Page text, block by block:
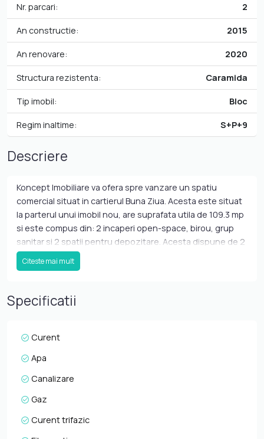
Nr. parcari: 2
An constructie: 2015
An renovare: 2020
Structura rezistenta: Caramida
Tip imobil: Bloc
Regim inaltime: S+P+9
Descriere
Koncept Imobiliare va ofera spre vanzare un spatiu
comercial situat in cartierul Buna Ziua. Acesta este situat
la parterul unui imobil nou, are suprafata utila de 109.3 mp
si este compus din: 2 incaperi open-space, birou, grup
sanitar si 2 spatii pentru depozitare. Acesta dispune de 2
locuri de parcare, centrala termica proprie si curent
trifazat. Locatia exclusivista, posibilitatile de
pentru activitati de birou, showroom, servicii, cat si
comert. Pentru informatii suplimentare, pentru
noastra completa nu ezitati sa ne contactati telefonic,
Badescu, nr. 19, Cluj-Napoca.
Citeste mai mult
Specificatii
Curent
Apa
Canalizare
Gaz
Curent trifazic